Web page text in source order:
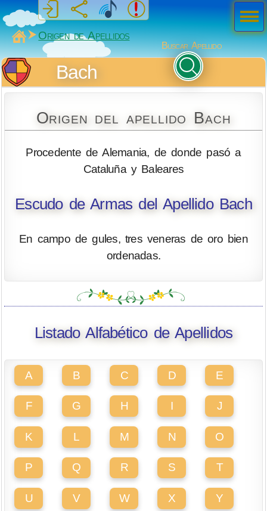
MiSabueso
Origen de Apellidos
Buscar Apellido
Bach
Origen del apellido Bach
Procedente de Alemania, de donde pasó a
Cataluña y Baleares
Escudo de Armas del Apellido Bach
En campo de gules, tres veneras de oro bien
ordenadas.
Listado Alfabético de Apellidos
A B C D E
F G H I J
K L M N O
P Q R S T
U V W X Y
Men
ú